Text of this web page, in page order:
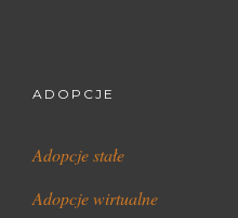
ADOPCJE
Adopcje stałe
Adopcje wirtualne